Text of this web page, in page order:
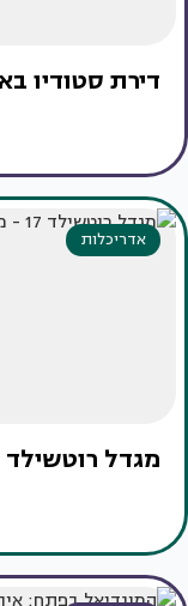
דירת סטודיו
אדריכלות
מגדל רוטשילד 17 - מגדל ירוק